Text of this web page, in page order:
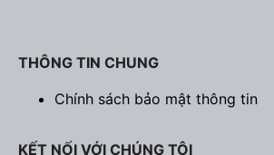
THÔNG TIN CHUNG
Chính sách bảo mật thông tin
KẾT NỐI VỚI CHÚNG TÔI